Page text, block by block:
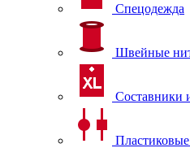
Спецодежда
Швейные
Составники